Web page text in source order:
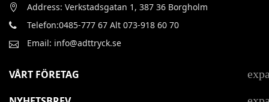
Address: Verkstadsgatan 1, 387 36 Borgholm
Telefon:0485-777 67 Alt 073-918 60 70
Email: info@adttryck.se
VÅRT FÖRETAG